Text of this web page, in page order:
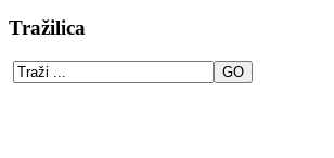
Tražilica